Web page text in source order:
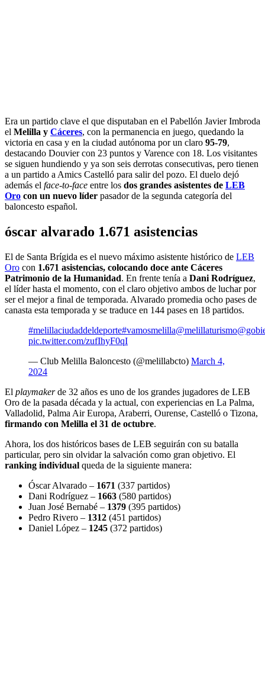
Era un partido clave el que disputaban en el Pabellón Javier Imbroda
el Melilla y Cáceres, con la permanencia en juego, quedando la
victoria en casa y en la ciudad autónoma por un claro 95-79,
destacando Douvier con 23 puntos y Varence con 18. Los visitantes
se siguen hundiendo y ya son seis derrotas consecutivas, pero tienen
a un partido a Amics Castelló para salir del pozo. El duelo dejó
además el face-to-face entre los dos grandes asistentes de LEB
Oro con un nuevo líder pasador de la segunda categoría del
baloncesto español.
óscar alvarado 1.671 asistencias
El de Santa Brígida es el nuevo máximo asistente histórico de LEB
Oro con 1.671 asistencias, colocando doce ante Cáceres
Patrimonio de la Humanidad. En frente tenía a Dani Rodríguez,
el líder hasta el momento, con el claro objetivo ambos de luchar por
ser el mejor a final de temporada. Alvarado promedia ocho pases de
canasta esta temporada y se traduce en 144 pases en 18 partidos.
#melillaciudaddeldeporte#vamosmelilla@melillaturismo
pic.twitter.com/zufIhyF0qI
— Club Melilla Baloncesto (@melillabcto) March 4,
2024
El playmakerde 32 años es uno de los grandes jugadores de LEB
Oro de la pasada década y la actual, con experiencias en La Palma,
Valladolid, Palma Air Europa, Araberri, Ourense, Castelló o Tizona,
firmando con Melilla el 31 de octubre.
Ahora, los dos históricos bases de LEB seguirán con su batalla
particular, pero sin olvidar la salvación como gran objetivo. El
ranking individual queda de la siguiente manera:
Óscar Alvarado – 1671 (337 partidos)
Dani Rodríguez – 1663 (580 partidos)
Juan José Bernabé – 1379 (395 partidos)
Pedro Rivero – 1312 (451 partidos)
Daniel López – 1245 (372 partidos)